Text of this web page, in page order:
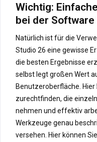
Wichtig:
bei der
Natürlich ist für die
Studio 26 eine gewisse
die besten Ergebnisse
selbst legt großen Wert
Benutzeroberfläche. Hier
zurechtfinden, die
nehmen und effektiv
Werkzeuge genau
versehen. Hier können